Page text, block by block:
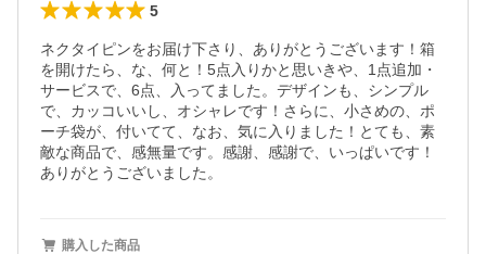
5
ネクタイピンをお届け下さり、ありがとうございます！箱
を開けたら、な、何と！5点入りかと思いきや、1点追加・
サービスで、6点、入ってました。デザインも、シンプル
で、カッコいいし、オシャレです！さらに、小さめの、ポ
ーチ袋が、付いてて、なお、気に入りました！とても、素
敵な商品で、感無量です。感謝、感謝で、いっぱいです！
ありがとうございました。
購入した商品